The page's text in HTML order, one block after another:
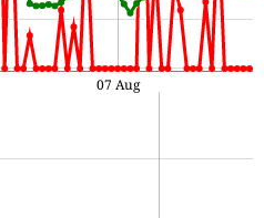
07 Aug